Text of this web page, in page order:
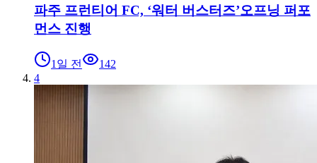
파주 프런티어 FC, ‘워터 버스터즈’오프닝 퍼포
먼스 진행
1일 전
142
4